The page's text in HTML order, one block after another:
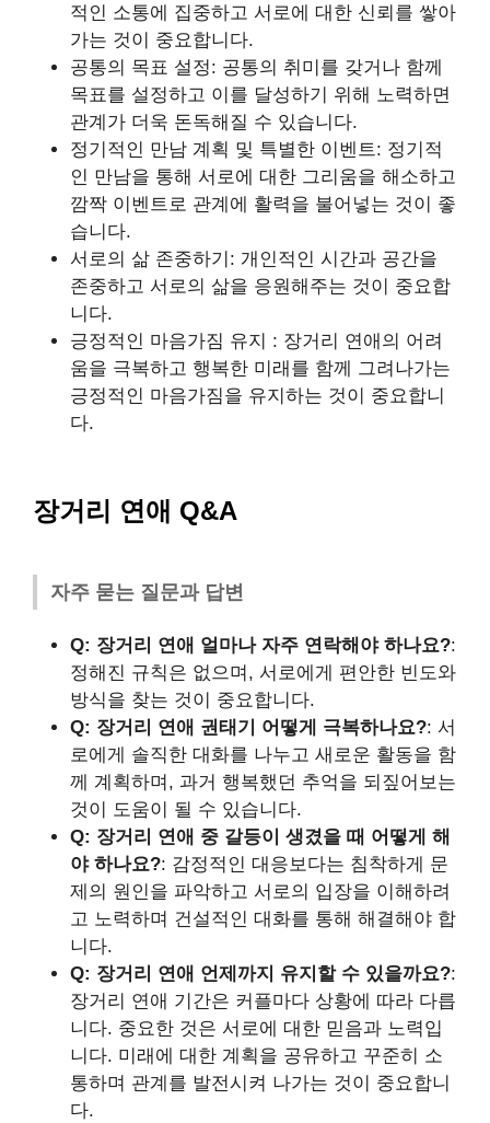
적인 소통에 집중하고 서로에 대한 신뢰를 쌓아
가는 것이 중요합니다.
공통의 목표 설정: 공통의 취미를 갖거나 함께
목표를 설정하고 이를 달성하기 위해 노력하면
관계가 더욱 돈독해질 수 있습니다.
정기적인 만남 계획 및 특별한 이벤트: 정기적
인 만남을 통해 서로에 대한 그리움을 해소하고
깜짝 이벤트로 관계에 활력을 불어넣는 것이 좋
습니다.
서로의 삶 존중하기: 개인적인 시간과 공간을
존중하고 서로의 삶을 응원해주는 것이 중요합
니다.
긍정적인 마음가짐 유지 : 장거리 연애의 어려
움을 극복하고 행복한 미래를 함께 그려나가는
긍정적인 마음가짐을 유지하는 것이 중요합니
다.
장거리 연애 Q&A
자주 묻는 질문과 답변
Q: 장거리 연애 얼마나 자주 연락해야 하나요?:
정해진 규칙은 없으며, 서로에게 편안한 빈도와
방식을 찾는 것이 중요합니다.
Q: 장거리 연애 권태기 어떻게 극복하나요?: 서
로에게 솔직한 대화를 나누고 새로운 활동을 함
께 계획하며, 과거 행복했던 추억을 되짚어보는
것이 도움이 될 수 있습니다.
Q: 장거리 연애 중 갈등이 생겼을 때 어떻게 해
야 하나요?: 감정적인 대응보다는 침착하게 문
제의 원인을 파악하고 서로의 입장을 이해하려
고 노력하며 건설적인 대화를 통해 해결해야 합
니다.
Q: 장거리 연애 언제까지 유지할 수 있을까요?:
장거리 연애 기간은 커플마다 상황에 따라 다릅
니다. 중요한 것은 서로에 대한 믿음과 노력입
니다. 미래에 대한 계획을 공유하고 꾸준히 소
통하며 관계를 발전시켜 나가는 것이 중요합니
다.